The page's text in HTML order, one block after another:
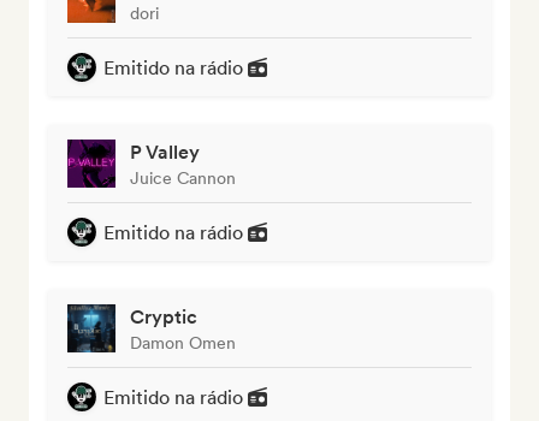
dori
Emitido na rádio
P Valley
Juice Cannon
Emitido na rádio
Cryptic
Damon Omen
Emitido na rádio